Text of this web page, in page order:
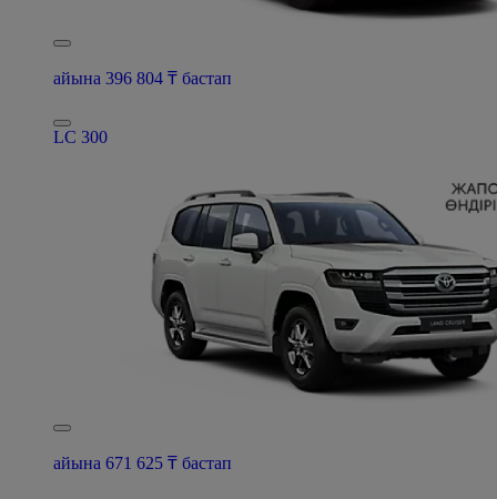
айына 396 804 ₸ бастап
LC 300
айына 671 625 ₸ бастап